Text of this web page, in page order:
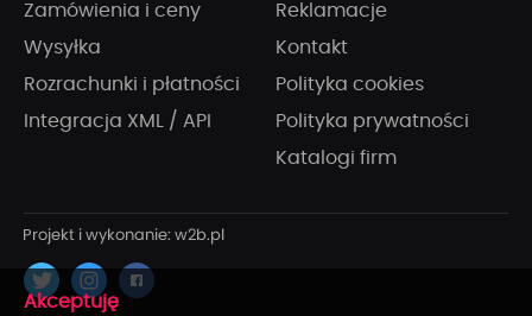
Zamówienia i ceny
Wysyłka
Rozrachunki i płatności
Integracja XML / API
Reklamacje
Kontakt
Polityka cookies
Polityka prywatności
Katalogi firm
x